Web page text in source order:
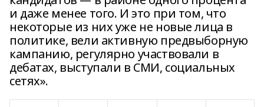
и даже менее того. И это при том, что
некоторые из них уже не новые лица в
политике, вели активную предвыборную
кампанию, регулярно участвовали в
дебатах, выступали в СМИ, социальных
сетях».